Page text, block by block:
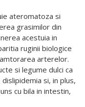
ateromatoza si
grasimilor din
acestuia in
ruginii biologice
arterelor.
si legume dulci ca
si, in plus,
cu bila in intestin,